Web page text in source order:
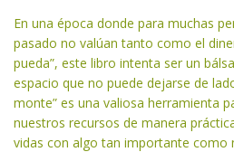
En una época donde para muchas
pasado no valúan tanto como el
pueda”, este libro intenta ser un
espacio que no puede dejarse de
monte” es una valiosa herramienta
nuestros recursos de manera
vidas con algo tan importante como